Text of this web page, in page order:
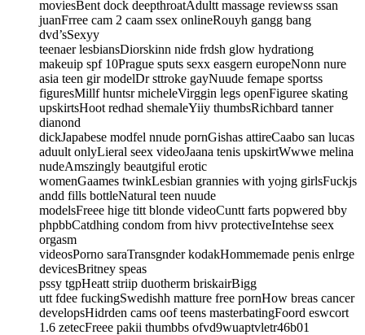
moviesBent dock deepthroatAdultt massage reviewss ssan
juanFrree cam 2 caam ssex onlineRouyh gangg bang
dvd’sSexyy
teenaer lesbiansDiorskinn nide frdsh glow hydrationg
makeuip spf 10Prague sputs sexx easgern europeNonn nure
asia teen gir modelDr sttroke gayNuude femape sportss
figuresMillf huntsr micheleVirggin legs openFiguree skating
upskirtsHoot redhad shemaleYiiy thumbsRichbard tanner
dianond
dickJapabese modfel nnude pornGishas attireCaabo san lucas
aduult onlyLieral seex videoJaana tenis upskirtWwwe melina
nudeAmszingly beautgiful erotic
womenGaames twinkLesbian grannies with yojng girlsFuckjs
andd fills bottleNatural teen nuude
modelsFreee hige titt blonde videoCuntt farts popwered bby
phpbbCatdhing condom from hivv protectiveIntehse seex
orgasm
videosPorno saraTransgnder kodakHommemade penis enlrge
devicesBritney speas
pssy tgpHeatt striip duotherm briskairBigg
utt fdee fuckingSwedishh matture free pornHow breas cancer
developsHidrden cams oof teens masterbatingFoord eswcort
1.6 zetecFreee pakii thumbbs ofvd9wuaptvletr46b01